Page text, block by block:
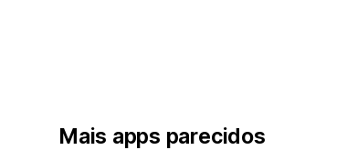
Mais apps parecidos